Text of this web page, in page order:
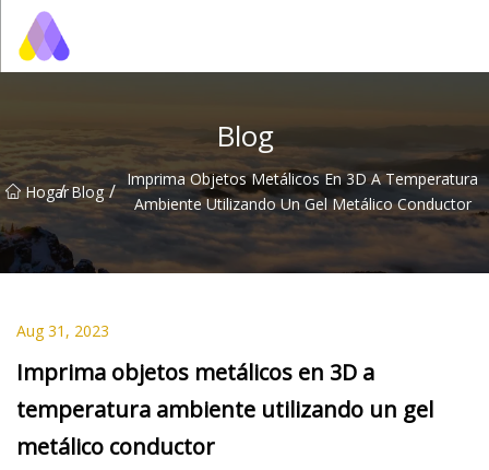
Blog
Hogar
/ Blog / Imprima Objetos Metálicos En 3D A Temperatura
Ambiente Utilizando Un Gel Metálico Conductor
Aug 31, 2023
Imprima objetos metálicos en 3D a
temperatura ambiente utilizando un gel
metálico conductor